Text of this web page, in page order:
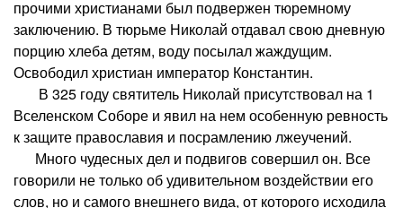
прочими христианами был подвержен тюремному
заключению. В тюрьме Николай отдавал свою дневную
порцию хлеба детям, воду посылал жаждущим.
Освободил христиан император Константин.
В 325 году святитель Николай присутствовал на 1
Вселенском Соборе и явил на нем особенную ревность
к защите православия и посрамлению лжеучений.
Много чудесных дел и подвигов совершил он. Все
говорили не только об удивительном воздействии его
слов, но и самого внешнего вида, от которого исходила